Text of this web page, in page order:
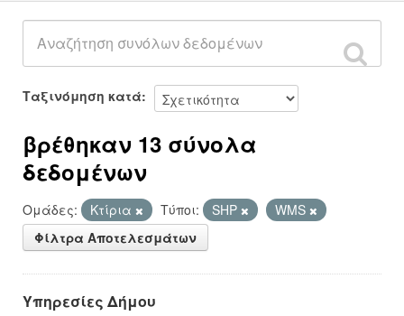
Ταξινόμηση κατά
βρέθηκαν 13 σύνολα
δεδομένων
Ομάδες: Κτίρια Τύποι: SHP
WMS
Φίλτρα Αποτελεσμάτων
Υπηρεσίες Δήμου